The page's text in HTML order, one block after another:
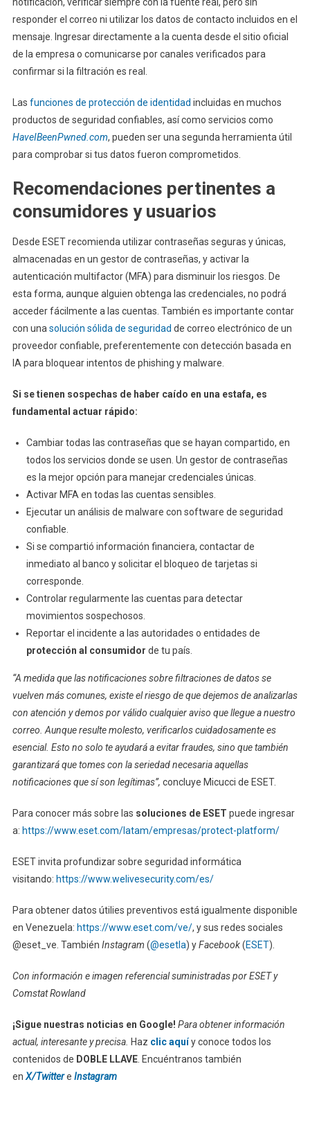
responder el correo ni utilizar los datos de contacto incluidos en el
mensaje. Ingresar directamente a la cuenta desde el sitio oficial
de la empresa o comunicarse por canales verificados para
confirmar si la filtración es real.
Las funciones de protección de identidad incluidas en muchos
productos de seguridad confiables, así como servicios como
HaveIBeenPwned.com, pueden ser una segunda herramienta útil
para comprobar si tus datos fueron comprometidos.
Recomendaciones pertinentes a
consumidores y usuarios
Desde ESET recomienda utilizar contraseñas seguras y únicas,
almacenadas en un gestor de contraseñas, y activar la
autenticación multifactor (MFA) para disminuir los riesgos. De
esta forma, aunque alguien obtenga las credenciales, no podrá
acceder fácilmente a las cuentas. También es importante contar
con una solución sólida de seguridad de correo electrónico de un
proveedor confiable, preferentemente con detección basada en
IA para bloquear intentos de phishing y malware.
Si se tienen sospechas de haber caído en una estafa, es
fundamental actuar rápido:
Cambiar todas las contraseñas que se hayan compartido, en
todos los servicios donde se usen. Un gestor de contraseñas
es la mejor opción para manejar credenciales únicas.
Activar MFA en todas las cuentas sensibles.
Ejecutar un análisis de malware con software de seguridad
confiable.
Si se compartió información financiera, contactar de
inmediato al banco y solicitar el bloqueo de tarjetas si
corresponde.
Controlar regularmente las cuentas para detectar
movimientos sospechosos.
Reportar el incidente a las autoridades o entidades de
protección al consumidor de tu país.
“A medida que las notificaciones sobre filtraciones de datos se
vuelven más comunes, existe el riesgo de que dejemos de analizarlas
con atención y demos por válido cualquier aviso que llegue a nuestro
correo. Aunque resulte molesto, verificarlos cuidadosamente es
esencial. Esto no solo te ayudará a evitar fraudes, sino que también
garantizará que tomes con la seriedad necesaria aquellas
notificaciones que sí son legítimas”, concluye Micucci de ESET.
Para conocer más sobre las soluciones de ESET puede ingresar
a: https://www.eset.com/latam/empresas/protect-platform/
ESET invita profundizar sobre seguridad informática
visitando: https://www.welivesecurity.com/es/
Para obtener datos útilies preventivos está igualmente disponible
en Venezuela: https://www.eset.com/ve/, y sus redes sociales
@eset_ve. También Instagram (@esetla) yFacebook(ESET).
Con información e imagen referencial suministradas por ESET y
Comstat Rowland
¡Sigue nuestras noticias en Google! Para obtener información
actual, interesante y precisa. Haz clic aquíy conoce todos los
contenidos de DOBLE LLAVE. Encuéntranos también
en X/Twittere Instagram